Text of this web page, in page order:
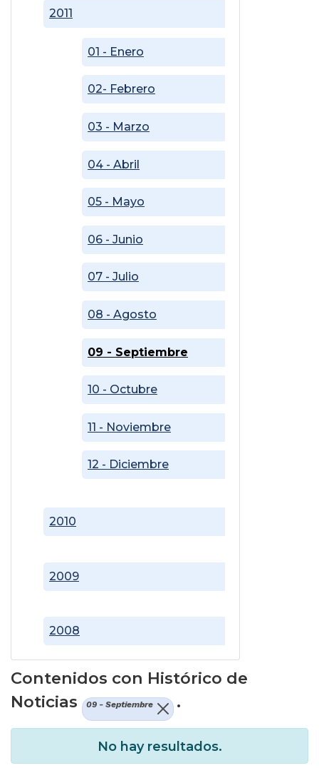
2008
2009
2010
2011
01 - Enero
02- Febrero
03 - Marzo
04 - Abril
05 - Mayo
06 - Junio
07 - Julio
08 - Agosto
09 - Septiembre
10 - Octubre
11 - Noviembre
12 - Diciembre
Contenidos con Histórico de
Noticias
09 - Septiembre .
No hay resultados.